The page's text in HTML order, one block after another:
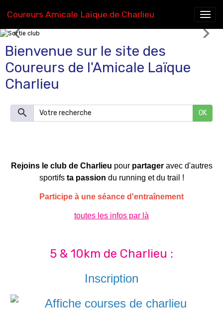
Coureurs Amicale Laïque de Charlieu
Bienvenue sur le site des
Coureurs de l'Amicale Laïque
Charlieu
OK
Rejoins le club de Charlieu pour partageravec d'autres
sportifs ta passion du running et du trail !
Participe à une séance d'entraînement
toutes les infos par là
5 & 10km de Charlieu :
Inscription